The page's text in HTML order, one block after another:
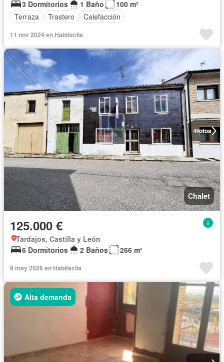
3 Dormitorios 1 Baño
100 m²
Terraza
Trastero Calefacción
11 nov 2024 en Habitaclia
4fotos
Chalet
125.000 €
Tardajos, Castilla y León
6 Dormitorios
2 Baños 266 m²
9 may 2026 en Habitaclia
Alta demanda